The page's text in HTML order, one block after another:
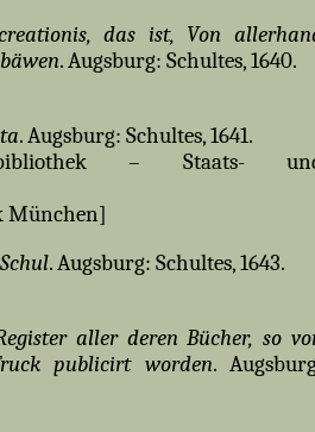
das ist, Von
. Augsburg: Schultes, 1640.
. Augsburg: Schultes, 1641.
– Staats-
München]
. Augsburg: Schultes, 1643.
aller deren Bücher, so
publicirt worden.